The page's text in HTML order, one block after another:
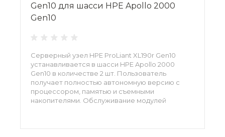
Gen10 для шасси HPE Apollo 2000
Gen10
Серверный узел HPE ProLiant XL190r Gen10
устанавливается в шасси HPE Apollo 2000
Gen10 в количестве 2 шт. Пользователь
получает полностью автономную версию с
процессором, памятью и съемными
накопителями. Обслуживание модулей